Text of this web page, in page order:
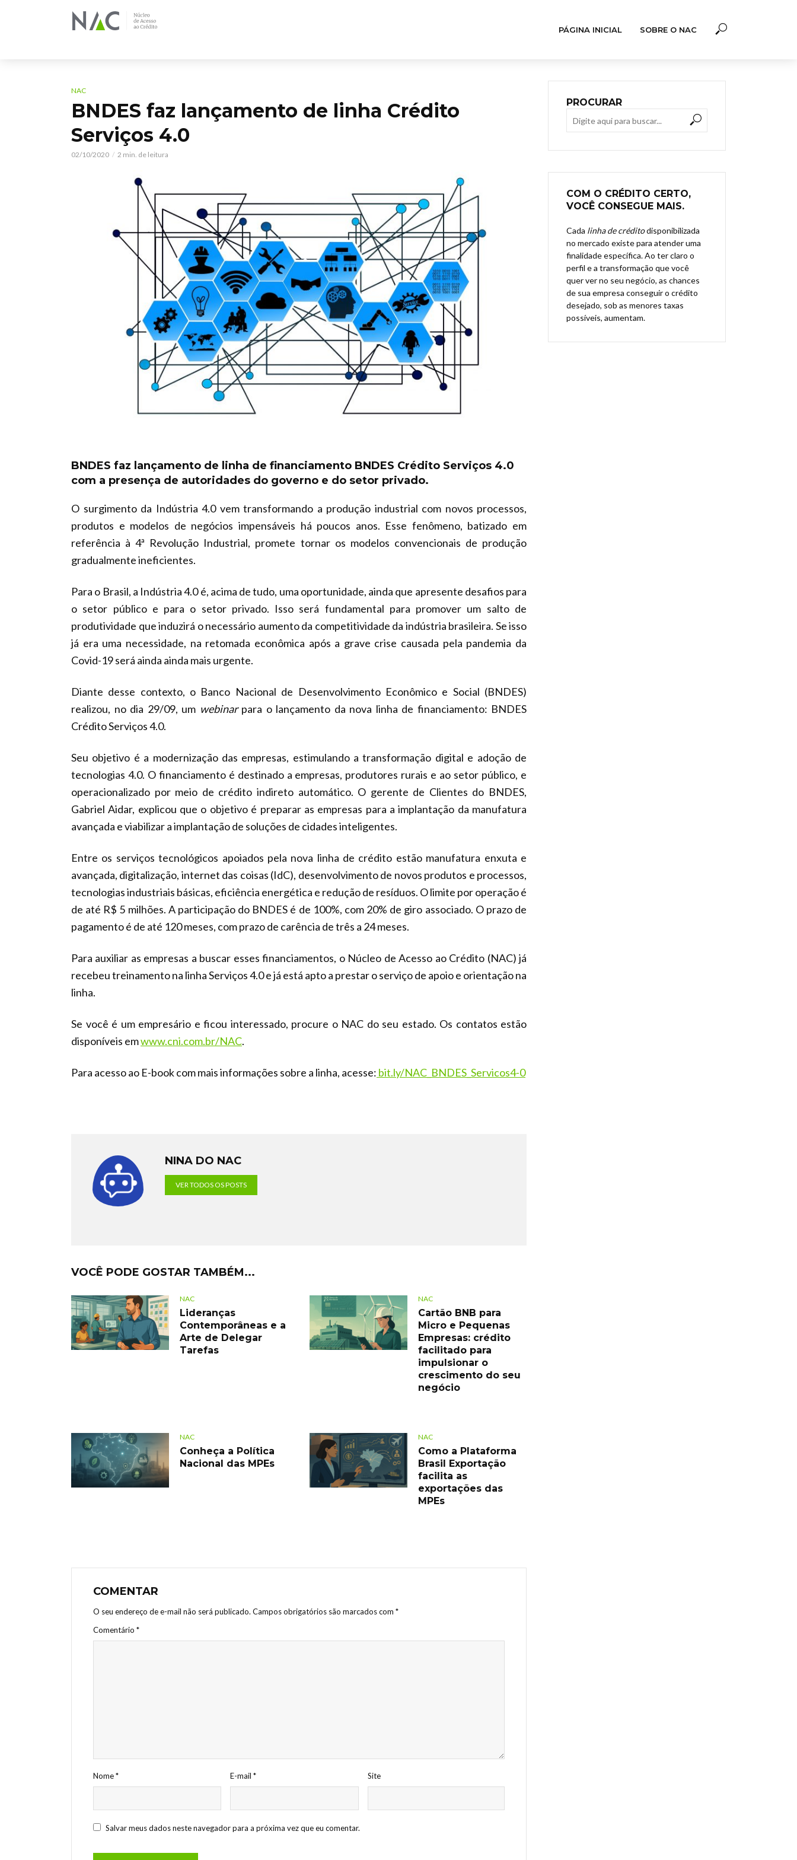
PÁGINA INICIAL SOBRE O NAC
NAC
BNDES faz lançamento de linha Crédito
Serviços 4.0
02/10/2020 2 min. de leitura
BNDES faz lançamento de linha de financiamento BNDES Crédito Serviços 4.0
com a presença de autoridades do governo e do setor privado.
O surgimento da Indústria 4.0 vem transformando a produção industrial com novos processos,
produtos e modelos de negócios impensáveis há poucos anos. Esse fenômeno, batizado em
referência à 4ª Revolução Industrial, promete tornar os modelos convencionais de produção
gradualmente ineficientes.
Para o Brasil, a Indústria 4.0 é, acima de tudo, uma oportunidade, ainda que apresente desafios para
o setor público e para o setor privado. Isso será fundamental para promover um salto de
produtividade que induzirá o necessário aumento da competitividade da indústria brasileira. Se isso
já era uma necessidade, na retomada econômica após a grave crise causada pela pandemia da
Covid-19 será ainda ainda mais urgente.
Diante desse contexto, o Banco Nacional de Desenvolvimento Econômico e Social (BNDES)
realizou, no dia 29/09, um webinarpara o lançamento da nova linha de financiamento: BNDES
Crédito Serviços 4.0.
Seu objetivo é a modernização das empresas, estimulando a transformação digital e adoção de
tecnologias 4.0. O financiamento é destinado a empresas, produtores rurais e ao setor público, e
operacionalizado por meio de crédito indireto automático. O gerente de Clientes do BNDES,
Gabriel Aidar, explicou que o objetivo é preparar as empresas para a implantação da manufatura
avançada e viabilizar a implantação de soluções de cidades inteligentes.
Entre os serviços tecnológicos apoiados pela nova linha de crédito estão manufatura enxuta e
avançada, digitalização, internet das coisas (IdC), desenvolvimento de novos produtos e processos,
tecnologias industriais básicas, eficiência energética e redução de resíduos. O limite por operação é
de até R$ 5 milhões. A participação do BNDES é de 100%, com 20% de giro associado. O prazo de
pagamento é de até 120 meses, com prazo de carência de três a 24 meses.
Para auxiliar as empresas a buscar esses financiamentos, o Núcleo de Acesso ao Crédito (NAC) já
recebeu treinamento na linha Serviços 4.0 e já está apto a prestar o serviço de apoio e orientação na
linha.
Se você é um empresário e ficou interessado, procure o NAC do seu estado. Os contatos estão
disponíveis emwww.cni.com.br/NAC.
Para acesso ao E-book com mais informações sobre a linha, acesse: bit.ly/NAC_BNDES_Servicos4-0
NINA DO NAC
VER TODOS OS POSTS
VOCÊ PODE GOSTAR TAMBÉM...
NAC
Lideranças
Contemporâneas e a
Arte de Delegar
Tarefas
NAC
Cartão BNB para
Micro e Pequenas
Empresas: crédito
facilitado para
impulsionar o
crescimento do seu
negócio
NAC
Conheça a Política
Nacional das MPEs
NAC
Como a Plataforma
Brasil Exportação
facilita as
exportações das
MPEs
COMENTAR
O seu endereço de e-mail não será publicado. Campos obrigatórios são marcados com *
Comentário *
Nome* E-mail* Site
Salvar meus dados neste navegador para a próxima vez que eu comentar.
PROCURAR
COM O CRÉDITO CERTO,
VOCÊ CONSEGUE MAIS.
Cada linha de créditodisponibilizada
no mercado existe para atender uma
finalidade específica. Ao ter claro o
perfil e a transformação que você
quer ver no seu negócio, as chances
de sua empresa conseguir o crédito
desejado, sob as menores taxas
possíveis, aumentam.